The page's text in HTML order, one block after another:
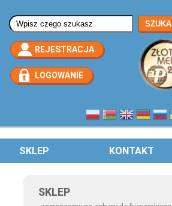
Formularz wyszukiwania
REJESTRACJA
LOGOWANIE
SKLEP KONTAKT
SKLEP